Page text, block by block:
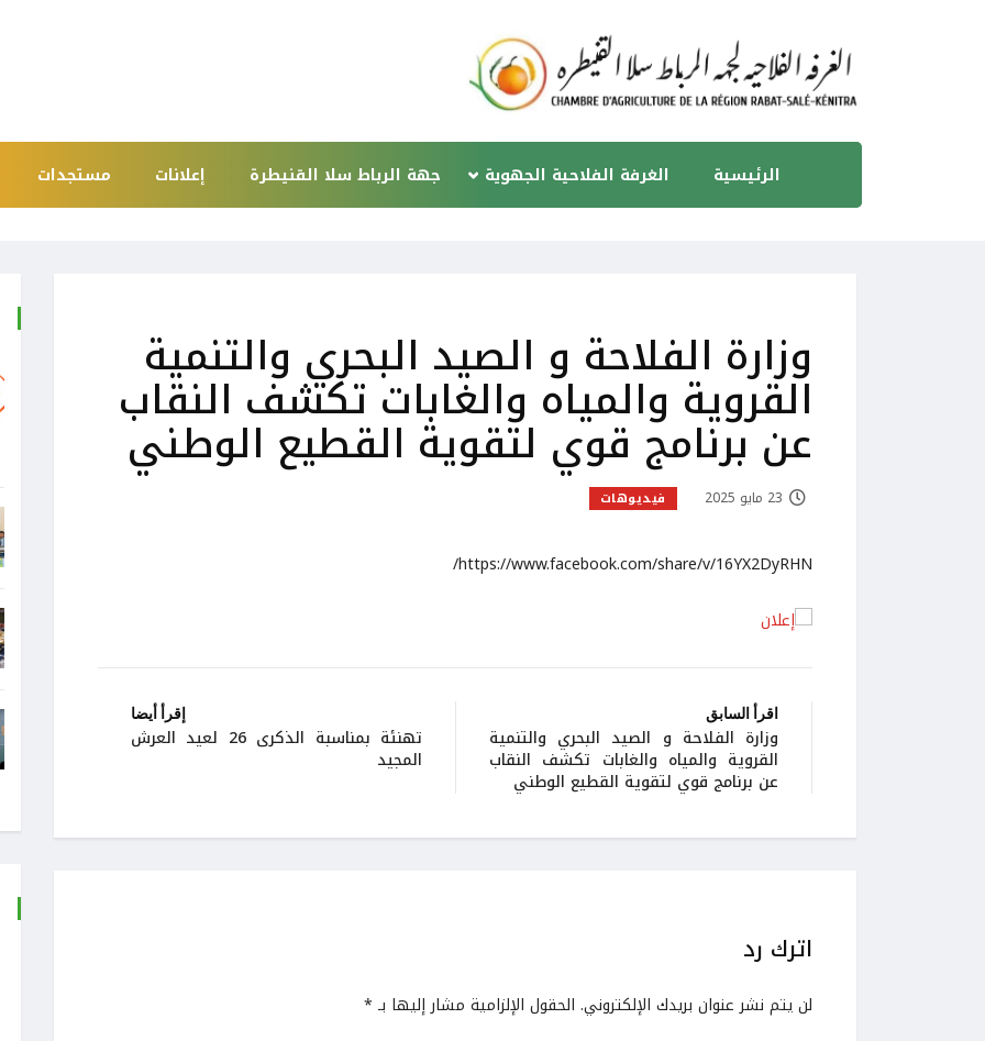
الرئيسية الغرفة الفلاحية الجهوية جهة الرباط سلا القنيطرة إعلانات مستجدات
وزارة الفلاحة و الصيد البحري والتنمية
القروية والمياه والغابات تكشف النقاب
عن برنامج قوي لتقوية القطيع الوطني
23 مايو 2025 فيديوهات
https://www.facebook.com/share/v/16YX2DyRHN/
اقرأ السابق
وزارة الفلاحة و الصيد البحري والتنمية
القروية والمياه والغابات تكشف النقاب
عن برنامج قوي لتقوية القطيع الوطني
إقرأ أيضا
تهنئة بمناسبة الذكرى 26 لعيد العرش
المجيد
اترك رد
لن يتم نشر عنوان بريدك الإلكتروني. الحقول الإلزامية مشار إليها بـ *